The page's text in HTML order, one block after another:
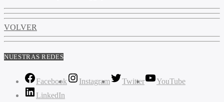
VOLVER
NUESTRAS REDES
Facebook Instagram Twitter
YouTube
LinkedIn